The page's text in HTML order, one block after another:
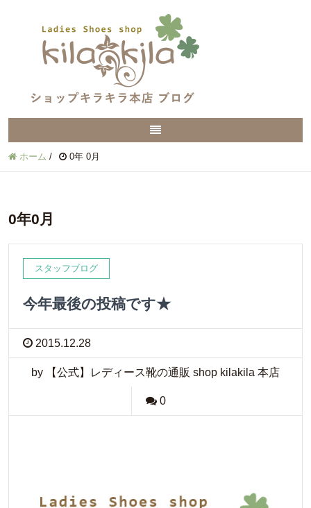
ホーム / 0年 0月
0年0月
スタッフブログ
今年最後の投稿です★
2015.12.28
by 【公式】レディース靴の通販 shop kilakila 本店
0